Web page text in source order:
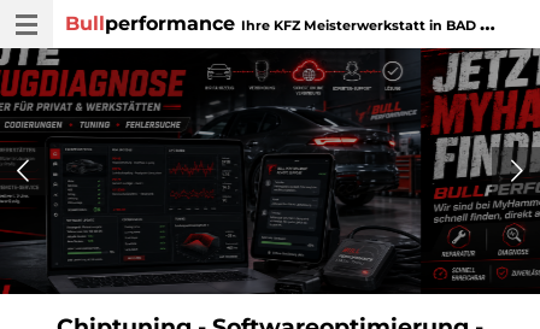
Zum
Hauptinhalt
springen
Bullperformance Ihre KFZ Meisterwerkstatt in BAD WURZACH